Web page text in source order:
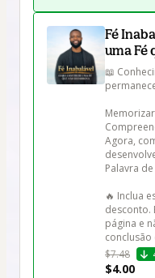
Fé
uma Fé
📖
Agora,
Palavra
🔥 Inclua
desconto.
página e
$7.48
$4.00